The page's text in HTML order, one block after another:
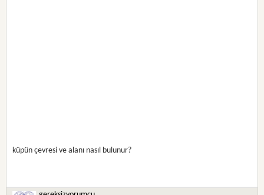
küpün çevresi ve alanı nasıl bulunur?